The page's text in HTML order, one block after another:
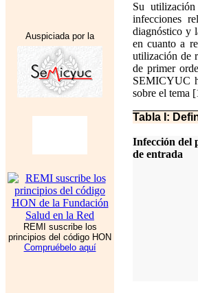
Auspiciada por la
REMI suscribe los
principios del código HON
Compruébelo aquí
Su
infecciones
diagnóstico y
en cuanto a
utilización de
de primer
SEMICYUC
sobre el tema
Tabla I:
Infección del
de entrada